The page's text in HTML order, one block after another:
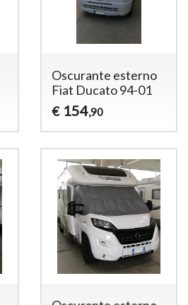
Oscurante esterno
Fiat Ducato 94-01
€ 154,90